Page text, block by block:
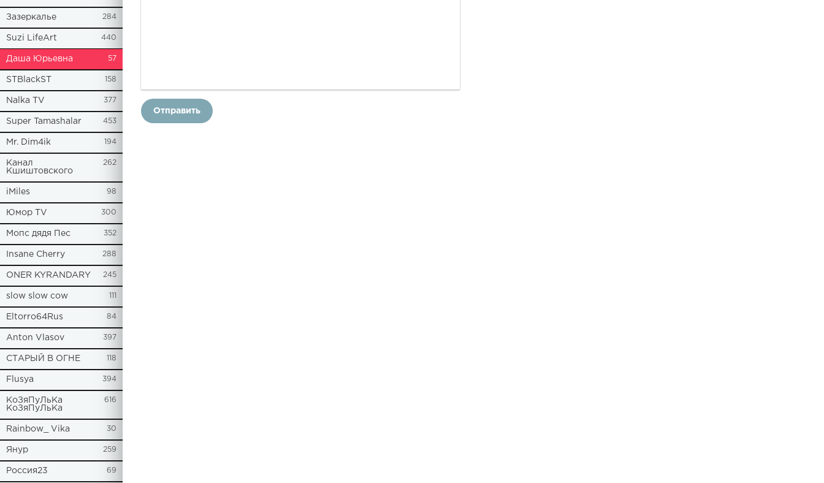
Зазеркалье 284
Suzi LifeArt 440
Даша Юрьевна 57
STBlackST 158
Nalka TV 377
Super Tamashalar 453
Mr. Dim4ik 194
Канал
Кшиштовского
262
iMiles 98
Юмор TV 300
Мопс дядя Пес 352
Insane Cherry 288
ONER KYRANDARY 245
slow slow cow 111
Eltorro64Rus 84
Anton Vlasov 397
СТАРЫЙ В ОГНЕ 118
Flusya 394
КоЗяПуЛьКа
КоЗяПуЛьКа
616
Rainbow_ Vika 30
Янур 259
Россия23 69
Отправить